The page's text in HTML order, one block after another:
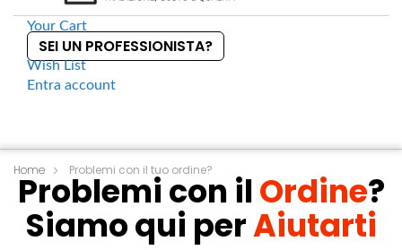
Your Cart
SEI UN PROFESSIONISTA?
Wish List
Entra account
S
k
i
t
Home Problemi con il tuo ordine?
Problemi con ilOrdine?
Siamo qui perAiutarti